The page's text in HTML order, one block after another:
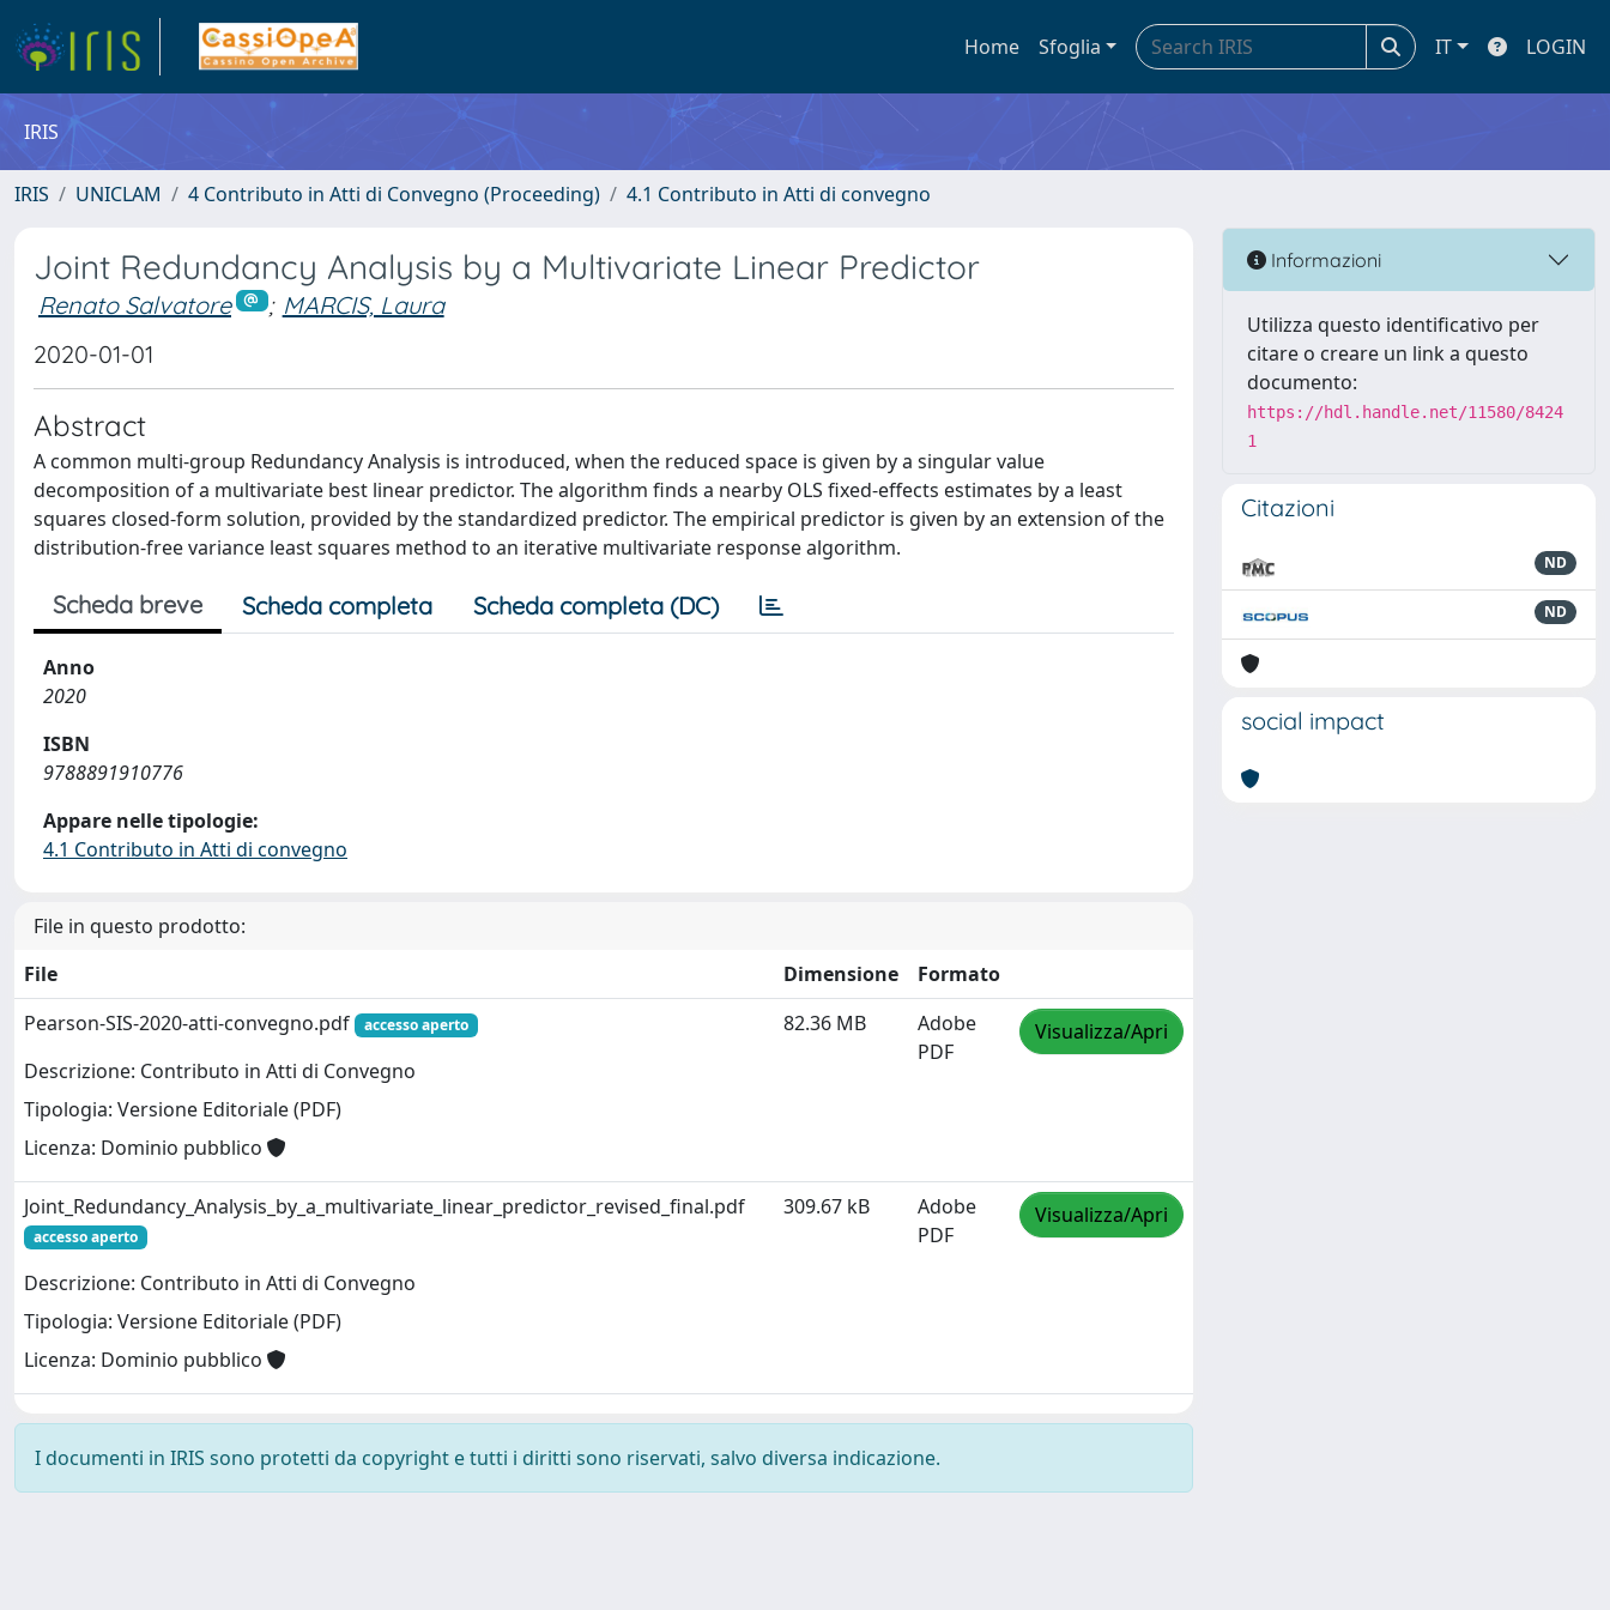
Home Sfoglia IT LOGIN
IRIS
IRIS UNICLAM 4 Contributo in Atti di Convegno (Proceeding) 4.1 Contributo in Atti di convegno
Joint Redundancy Analysis by a Multivariate Linear Predictor
Renato Salvatore ; MARCIS, Laura
2020-01-01
Abstract
A common multi-group Redundancy Analysis is introduced, when the reduced space is given by a singular value
decomposition of a multivariate best linear predictor. The algorithm finds a nearby OLS fixed-effects estimates by a least
squares closed-form solution, provided by the standardized predictor. The empirical predictor is given by an extension of the
distribution-free variance least squares method to an iterative multivariate response algorithm.
Scheda breve Scheda completa Scheda completa (DC)
Anno
2020
ISBN
9788891910776
Appare nelle tipologie:
4.1 Contributo in Atti di convegno
File in questo prodotto:
File
Dimensione
Formato
Pearson-SIS-2020-atti-convegno.pdf
accesso aperto
Descrizione: Contributo in Atti di Convegno
Tipologia: Versione Editoriale (PDF)
Licenza: Dominio pubblico
82.36 MB
Adobe
PDF
Visualizza/Apri
Joint_Redundancy_Analysis_by_a_multivariate_linear_predictor_revised_final.pdf
accesso aperto
Descrizione: Contributo in Atti di Convegno
Tipologia: Versione Editoriale (PDF)
Licenza: Dominio pubblico
309.67 kB
Adobe
PDF
Visualizza/Apri
I documenti in IRIS sono protetti da copyright e tutti i diritti sono riservati, salvo diversa indicazione.
Informazioni
Utilizza questo identificativo per
citare o creare un link a questo
documento:
https://hdl.handle.net/11580/8424
1
Citazioni
ND
ND
social impact